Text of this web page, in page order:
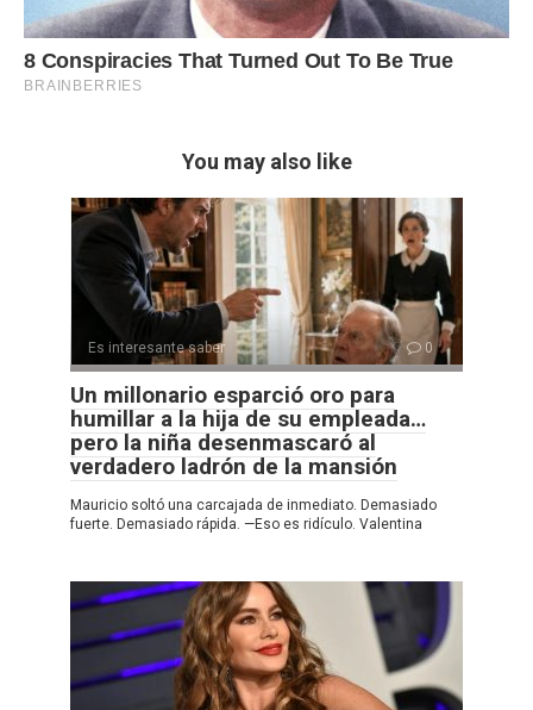
You may also like
Es interesante saber 0
Un millonario esparció oro para
humillar a la hija de su empleada…
pero la niña desenmascaró al
verdadero ladrón de la mansión
Mauricio soltó una carcajada de inmediato. Demasiado
fuerte. Demasiado rápida. —Eso es ridículo. Valentina